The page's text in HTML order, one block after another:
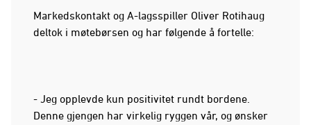
Markedskontakt og A-lagsspiller Oliver Rotihaug
deltok i møtebørsen og har følgende å fortelle:
- Jeg opplevde kun positivitet rundt bordene.
Denne gjengen har virkelig ryggen vår, og ønsker